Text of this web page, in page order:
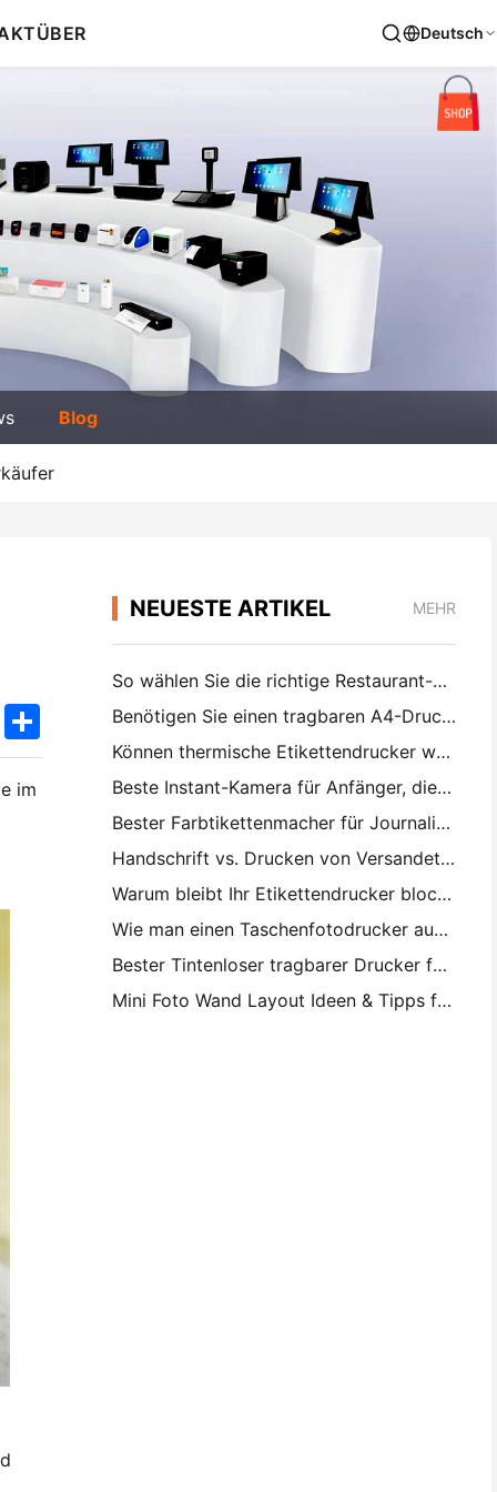
ÜBER Deutsch
Blog
TwitterShare
im
NEUESTE ARTIKEL MEHR
So wählen Sie die richtige Restaurant-Software für Ihr kleines oder mittleres Restaurant
Benötigen Sie einen tragbaren A4-Drucker für Lagerrechnungen? Was eigentlich funktioniert
Können thermische Etikettendrucker wasserdichte Etiketten für kleine Unternehmen herstellen?
Beste Instant-Kamera für Anfänger, die kein Papier verschwenden wollen
Bester Farbtikettenmacher für Journalisierung und Scrapbooking: Mehr Farbe auf jeder Seite hinzufügen
Handschrift vs. Drucken von Versandetiketten: Tipps für kleine Unternehmen im Jahr 2026
Warum bleibt Ihr Etikettendrucker blockiert?
Wie man einen Taschenfotodrucker auswählt: Eine vollständige Anleitung für Journalisten, Reisende und iPhone-Benutzer
Bester Tintenloser tragbarer Drucker für Reisen, Schule und mobile Arbeit: Hanin MT620 Pro Review
Mini Foto Wand Layout Ideen & Tipps für Schlafzimmer und Schlafsaal Dekoration